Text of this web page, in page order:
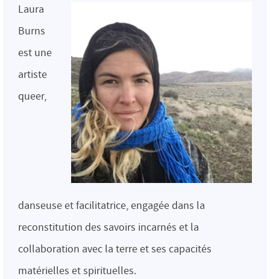
Laura
Burns
est une
artiste
queer,
danseuse et facilitatrice, engagée dans la
reconstitution des savoirs incarnés et la
collaboration avec la terre et ses capacités
matérielles et spirituelles.